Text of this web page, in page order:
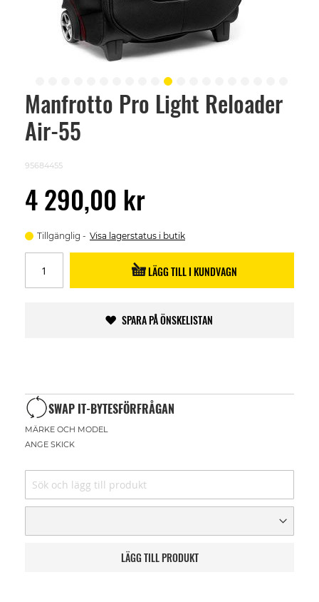
Manfrotto Pro Light Reloader
Air-55
95684455
4 290,00 kr
Tillgänglig Visa lagerstatus i butik
LÄGG TILL I KUNDVAGN
SPARA PÅ ÖNSKELISTAN
SWAP IT-BYTESFÖRFRÅGAN
MÄRKE OCH MODEL
ANGE SKICK
LÄGG TILL PRODUKT
Skip
beginning
images